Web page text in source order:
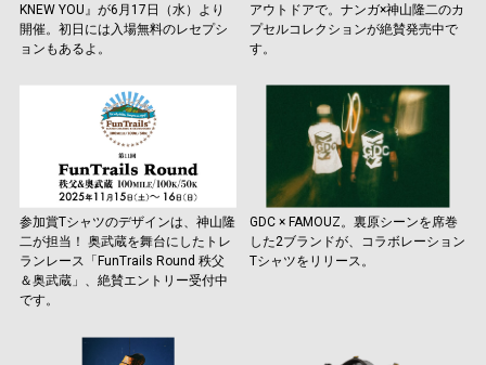
KNEW YOU』が6月17日（水）より
開催。初日には入場無料のレセプシ
ョンもあるよ。
アウトドアで。ナンガ×神山隆二のカ
プセルコレクションが絶賛発売中で
す。
参加賞Tシャツのデザインは、神山隆
二が担当！ 奥武蔵を舞台にしたトレ
ランレース「FunTrails Round 秩父
＆奥武蔵」、絶賛エントリー受付中
です。
GDC × FAMOUZ。裏原シーンを席巻
した2ブランドが、コラボレーション
Tシャツをリリース。